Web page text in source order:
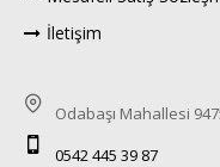
İletişim
Odabaşı Mahallesi
0542 445 39 87